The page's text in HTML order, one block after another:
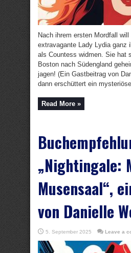
Nach ihrem ersten Mordfall
extravagante Lady Lydia ganz
als Countess widmen. Sie hat
Boston nach Südengland
jagen! (Ein Gastbeitrag von
dann erschüttert ein
Read More »
„Nightingale:
Musensaal“,
von Danielle
5. September 2025 Leave a